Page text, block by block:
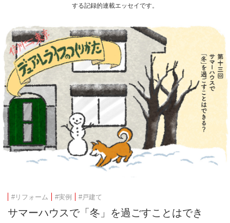
する記録的連載エッセイです。
#リフォーム #実例 #戸建て
サマーハウスで「冬」を過ごすことはでき